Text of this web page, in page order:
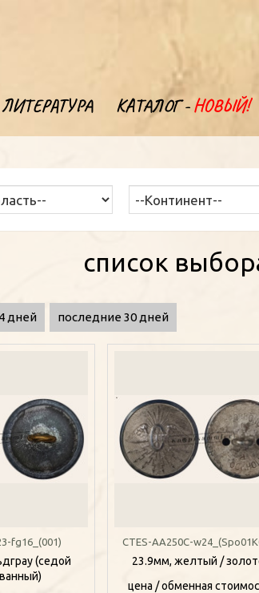
ЛИТЕРАТУРА КАТАЛОГ -НОВЫЙ!
список
дней последние 30 дней
fg16_(001)
(седой
CTES-AA250C-
23.9мм, желтый /
цена / oбменная